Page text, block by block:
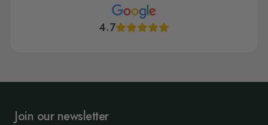
4.7
Join our newsletter